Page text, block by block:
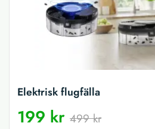
Elektrisk flugfälla
199 kr 499 kr